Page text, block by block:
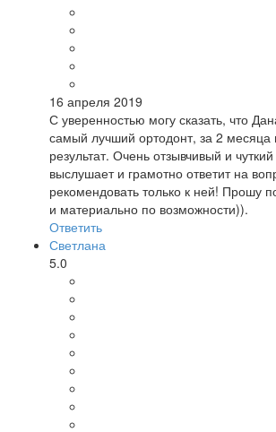
16 апреля 2019
С уверенностью могу сказать, что
самый лучший ортодонт, за 2
результат. Очень отзывчивый и чуткий
выслушает и грамотно ответит на
рекомендовать только к ней! Прошу
и материально по возможности)).
Ответить
Светлана
5.0